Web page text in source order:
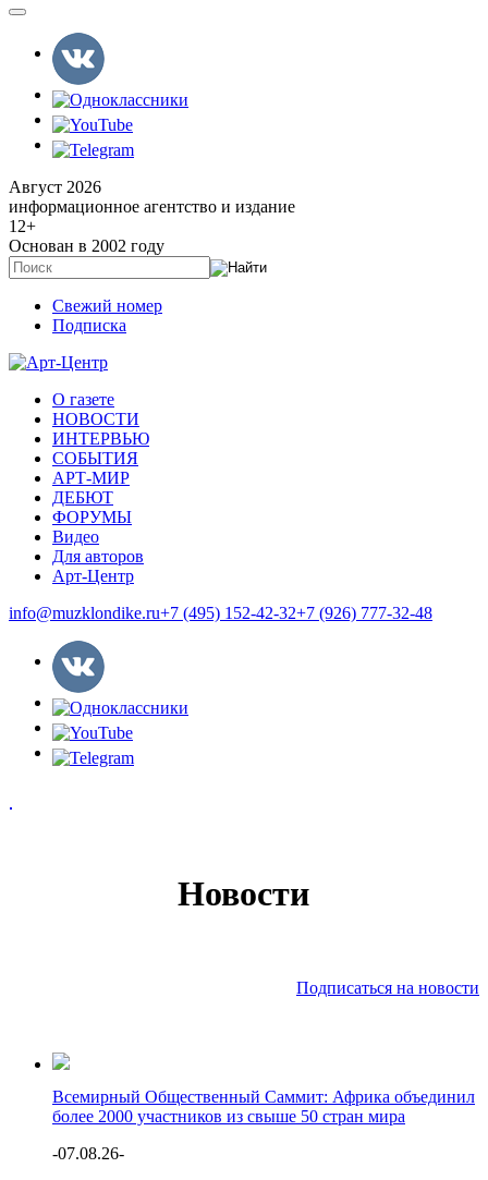
Август 2026
информационное агентство и издание
12+
Основан в 2002 году
Свежий номер
Подписка
О газете
НОВОСТИ
ИНТЕРВЬЮ
СОБЫТИЯ
АРТ-МИР
ДЕБЮТ
ФОРУМЫ
Видео
Для авторов
Арт-Центр
info@muzklondike.ru+7 (495) 152-42-32+7 (926) 777-32-48
Новости
Подписаться на новости
Всемирный Общественный Саммит: Африка объединил
более 2000 участников из свыше 50 стран мира
-07.08.26-